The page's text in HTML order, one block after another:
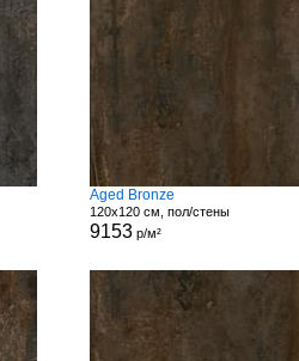
Aged Bronze
120x120 см, пол/стены
9153р/м²